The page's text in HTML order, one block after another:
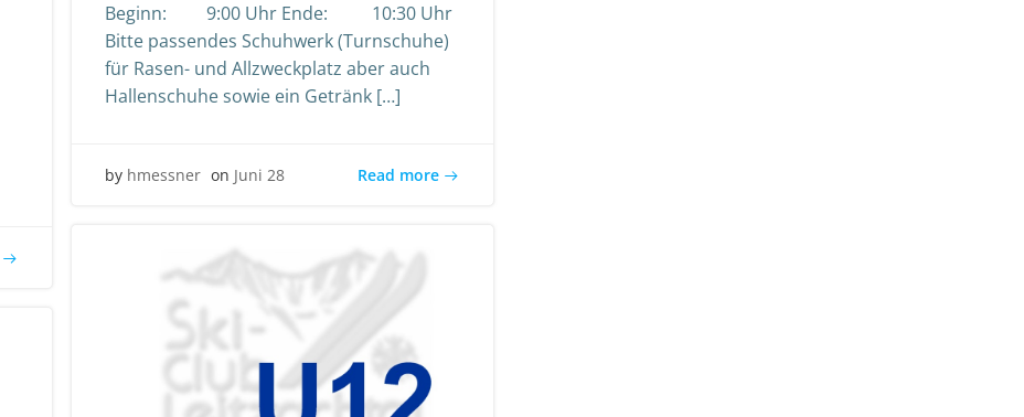
Beginn: 9:00 Uhr Ende: 10:30 Uhr
Bitte passendes Schuhwerk (Turnschuhe)
für Rasen- und Allzweckplatz aber auch
Hallenschuhe sowie ein Getränk […]
by hmessner on Juni 28 Read more